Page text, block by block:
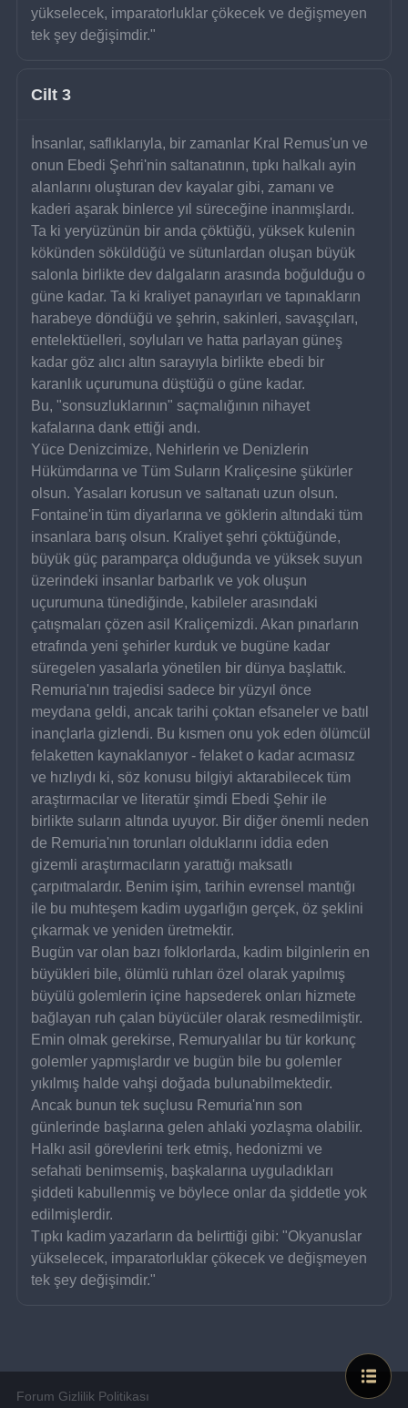
yükselecek, imparatorluklar çökecek ve değişmeyen
tek şey değişimdir."
Cilt 3
İnsanlar, saflıklarıyla, bir zamanlar Kral Remus'un ve
onun Ebedi Şehri'nin saltanatının, tıpkı halkalı ayin
alanlarını oluşturan dev kayalar gibi, zamanı ve
kaderi aşarak binlerce yıl süreceğine inanmışlardı.
Ta ki yeryüzünün bir anda çöktüğü, yüksek kulenin
kökünden söküldüğü ve sütunlardan oluşan büyük
salonla birlikte dev dalgaların arasında boğulduğu o
güne kadar. Ta ki kraliyet panayırları ve tapınakların
harabeye döndüğü ve şehrin, sakinleri, savaşçıları,
entelektüelleri, soyluları ve hatta parlayan güneş
kadar göz alıcı altın sarayıyla birlikte ebedi bir
karanlık uçurumuna düştüğü o güne kadar.
Bu, "sonsuzluklarının" saçmalığının nihayet
kafalarına dank ettiği andı.
Yüce Denizcimize, Nehirlerin ve Denizlerin
Hükümdarına ve Tüm Suların Kraliçesine şükürler
olsun. Yasaları korusun ve saltanatı uzun olsun.
Fontaine'in tüm diyarlarına ve göklerin altındaki tüm
insanlara barış olsun. Kraliyet şehri çöktüğünde,
büyük güç paramparça olduğunda ve yüksek suyun
üzerindeki insanlar barbarlık ve yok oluşun
uçurumuna tünediğinde, kabileler arasındaki
çatışmaları çözen asil Kraliçemizdi. Akan pınarların
etrafında yeni şehirler kurduk ve bugüne kadar
süregelen yasalarla yönetilen bir dünya başlattık.
Remuria'nın trajedisi sadece bir yüzyıl önce
meydana geldi, ancak tarihi çoktan efsaneler ve batıl
inançlarla gizlendi. Bu kısmen onu yok eden ölümcül
felaketten kaynaklanıyor - felaket o kadar acımasız
ve hızlıydı ki, söz konusu bilgiyi aktarabilecek tüm
araştırmacılar ve literatür şimdi Ebedi Şehir ile
birlikte suların altında uyuyor. Bir diğer önemli neden
de Remuria'nın torunları olduklarını iddia eden
gizemli araştırmacıların yarattığı maksatlı
çarpıtmalardır. Benim işim, tarihin evrensel mantığı
ile bu muhteşem kadim uygarlığın gerçek, öz şeklini
çıkarmak ve yeniden üretmektir.
Bugün var olan bazı folklorlarda, kadim bilginlerin en
büyükleri bile, ölümlü ruhları özel olarak yapılmış
büyülü golemlerin içine hapsederek onları hizmete
bağlayan ruh çalan büyücüler olarak resmedilmiştir.
Emin olmak gerekirse, Remuryalılar bu tür korkunç
golemler yapmışlardır ve bugün bile bu golemler
yıkılmış halde vahşi doğada bulunabilmektedir.
Ancak bunun tek suçlusu Remuria'nın son
günlerinde başlarına gelen ahlaki yozlaşma olabilir.
Halkı asil görevlerini terk etmiş, hedonizmi ve
sefahati benimsemiş, başkalarına uyguladıkları
şiddeti kabullenmiş ve böylece onlar da şiddetle yok
edilmişlerdir.
Tıpkı kadim yazarların da belirttiği gibi: "Okyanuslar
yükselecek, imparatorluklar çökecek ve değişmeyen
tek şey değişimdir."
Forum Gizlilik Politikası